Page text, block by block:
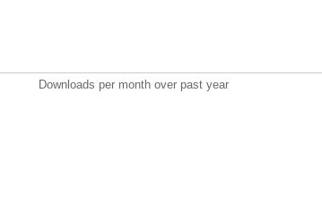
Downloads per month over past year